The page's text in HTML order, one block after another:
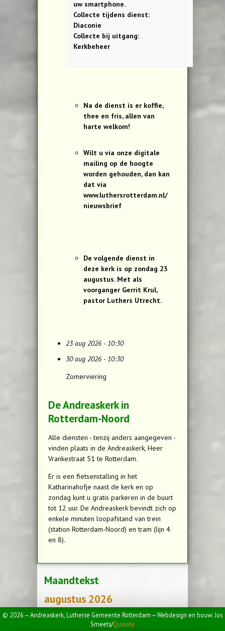
uw smartphone.
Collecte tijdens dienst:
Diaconie
Collecte bij uitgang:
Kerkbeheer
Na de dienst is er koffie,
thee en fris, allen van
harte welkom!
Wilt u via onze digitale
mailing op de hoogte
worden gehouden, dan kan
dat via
www.luthersrotterdam.nl/
nieuwsbrief
De volgende dienst in
deze kerk is op zondag 23
augustus. Met als
voorganger Gerrit Krul,
pastor Luthers Utrecht.
23 aug 2026 - 10:30
30 aug 2026 - 10:30
Zomerviering
De Andreaskerk in
Rotterdam-Noord
Alle diensten - tenzij anders aangegeven -
vinden plaats in de Andreaskerk, Heer
Vrankestraat 51 te Rotterdam.
Er is een fietsenstalling in het
Katharinahofje naast de kerk en op
zondag kunt u gratis parkeren in de buurt
tot 12 uur. De Andreaskerk bevindt zich op
enkele minuten loopafstand van trein
(station Rotterdam-Noord) en tram (lijn 4
en 8).
Maandtekst
augustus 2026
Lucas 1:46
© 2026 — Andreaskerk, Lutherse Gemeente Rotterdam — Webdesign en bouw: Jos
Smeets/Quixote